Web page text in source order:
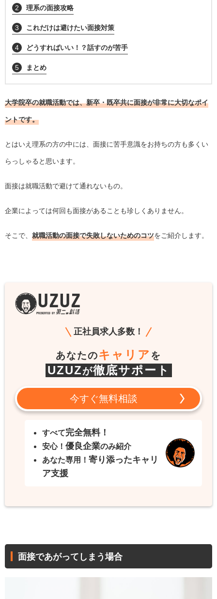
2 理系の面接攻略
3 これだけは避けたい面接対策
4 どうすればいい！？話すのが苦手
5 まとめ
大学院卒の就職活動では、新卒・既卒共に面接が非常に大切なポイ
ントです。
とはいえ理系の方の中には、面接に苦手意識をお持ちの方も多くい
らっしゃると思います。
面接は就職活動で避けて通れないもの。
企業によっては何回も面接があることも珍しくありません。
そこで、 就職活動の面接で失敗しないためのコツをご紹介します。
正社員求人多数！
あなたのキャリア を
UZUZが徹底サポート
今すぐ無料相談
すべて完全無料！
安心！ 優良企業のみ紹介
あなた専用！ 寄り添ったキャリ
ア支援
面接であがってしまう場合